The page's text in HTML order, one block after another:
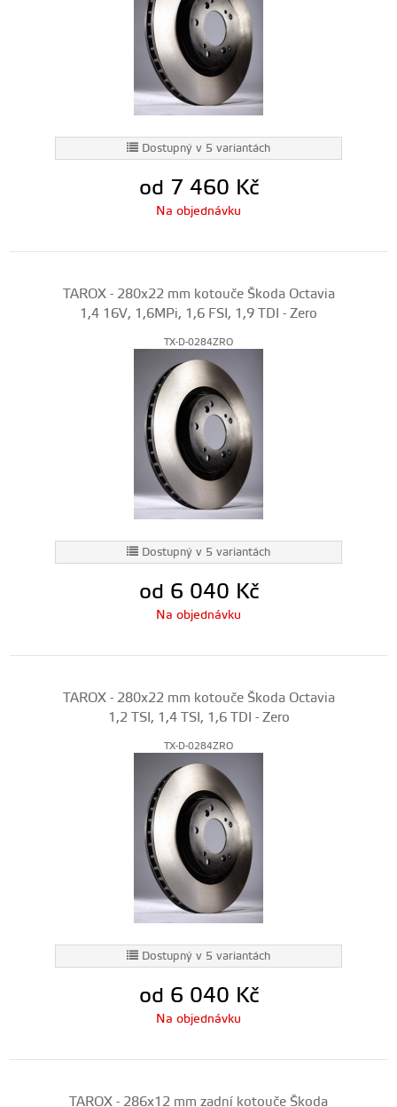
Dostupný v 5 variantách
od 7 460 Kč
Na objednávku
TAROX - 280x22 mm kotouče Škoda Octavia
1,4 16V, 1,6MPi, 1,6 FSI, 1,9 TDI - Zero
TX-D-0284ZRO
Dostupný v 5 variantách
od 6 040 Kč
Na objednávku
TAROX - 280x22 mm kotouče Škoda Octavia
1,2 TSI, 1,4 TSI, 1,6 TDI - Zero
TX-D-0284ZRO
Dostupný v 5 variantách
od 6 040 Kč
Na objednávku
TAROX - 286x12 mm zadní kotouče Škoda